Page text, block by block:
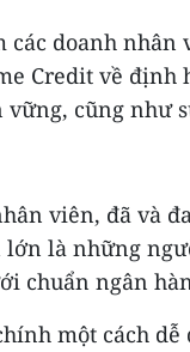
doanh nhân
Credit về định
cũng như
viên, đã và
là những
chuẩn ngân
một cách dễ